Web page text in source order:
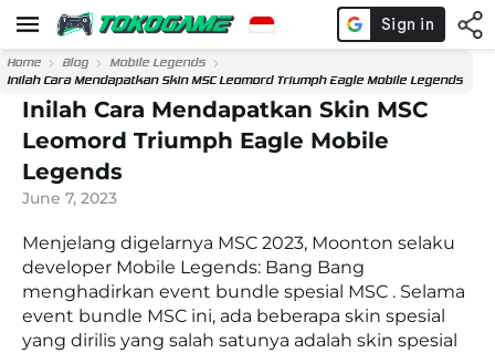
Home Blog
Mobile Legends
Inilah Cara Mendapatkan Skin MSC Leomord Triumph Eagle Mobile Legends
Inilah Cara Mendapatkan Skin MSC
Leomord Triumph Eagle Mobile
Legends
June 7, 2023
Menjelang digelarnya MSC 2023, Moonton selaku
developer Mobile Legends: Bang Bang
menghadirkan event bundle spesial MSC . Selama
event bundle MSC ini, ada beberapa skin spesial
yang dirilis yang salah satunya adalah skin spesial